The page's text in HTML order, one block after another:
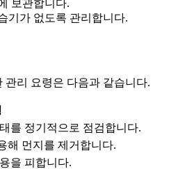
보관합니다.
기가 없도록 관리합니다.
관리 요령은 다음과 같습니다.
를 정기적으로 점검합니다.
해 먼지를 제거합니다.
을 피합니다.